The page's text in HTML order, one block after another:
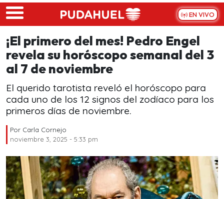
Skip to main content
EN VIVO
¡El primero del mes! Pedro Engel
revela su horóscopo semanal del 3
al 7 de noviembre
El querido tarotista reveló el horóscopo para
cada uno de los 12 signos del zodíaco para los
primeros días de noviembre.
Por Carla Cornejo
noviembre 3, 2025 - 5:33 pm